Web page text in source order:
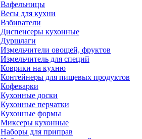
Вафельницы
Весы для кухни
Взбиватели
Диспенсеры кухонные
Дуршлаги
Измельчители овощей, фруктов
Измельчитель для специй
Коврики на кухню
Контейнеры для пищевых продуктов
Кофеварки
Кухонные доски
Кухонные перчатки
Кухонные формы
Миксеры кухонные
Наборы для приправ